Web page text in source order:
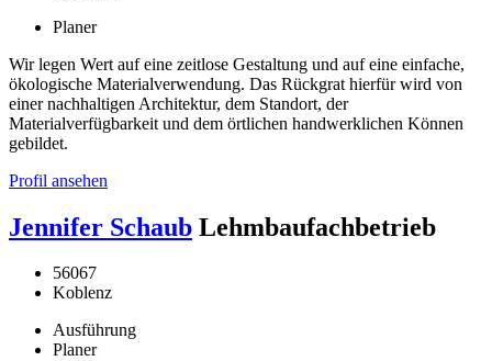
Planer
Wir legen Wert auf eine zeitlose Gestaltung und auf eine einfache,
ökologische Materialverwendung. Das Rückgrat hierfür wird von
einer nachhaltigen Architektur, dem Standort, der
Materialverfügbarkeit und dem örtlichen handwerklichen Können
gebildet.
Profil ansehen
Jennifer Schaub Lehmbaufachbetrieb
56067
Koblenz
Ausführung
Planer